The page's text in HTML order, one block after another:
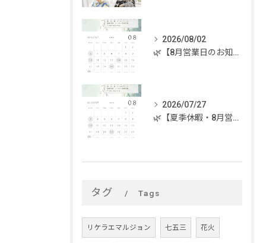
2026/08/02
🌿【8月営業日のお知らせ】🌿
2026/07/27
🌿【夏季休暇・8月営業日のお知らせ】🌿
タグ Tags
リケラエマルジョン 七五三 花火